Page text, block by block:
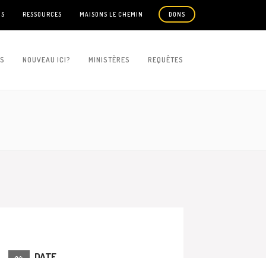
RESSOURCES MAISONS LE CHEMIN DONS
NOUVEAU ICI? MINISTÈRES REQUÊTES